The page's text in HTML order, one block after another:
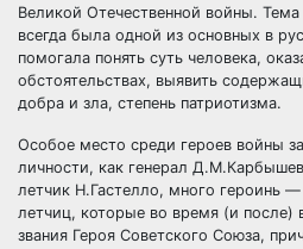
Великой Отечественной войны.
всегда была одной из основных в
помогала понять суть человека,
обстоятельствах, выявить
добра и зла, степень патриотизма.
Особое место среди героев войны
личности, как генерал
летчик Н.Гастелло, много героинь
летчиц, которые во время (и после)
звания Героя Советского Союза,